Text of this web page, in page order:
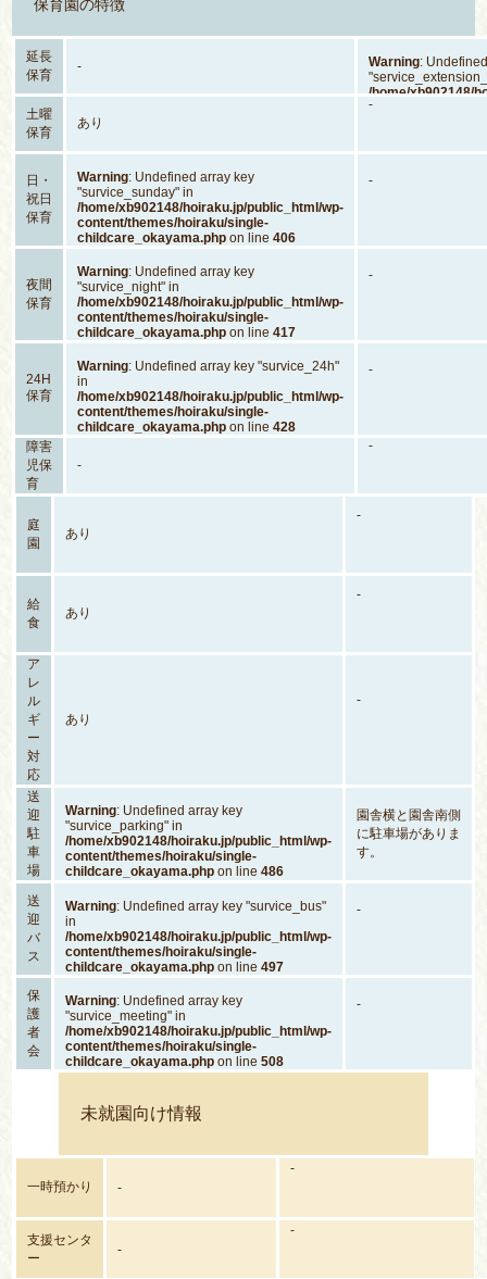
保育園の特徴
延長
保育
- Warning:
/home/xb902148/
content/themes/
土曜
保育
あり
-
日・
祝日
保育
Warning: Undefined array key
"survice_sunday" in
/home/xb902148/hoiraku.jp/public_html/wp-
content/themes/hoiraku/single-
childcare_okayama.php on line406
-
夜間
保育
Warning: Undefined array key
"survice_night" in
/home/xb902148/hoiraku.jp/public_html/wp-
content/themes/hoiraku/single-
childcare_okayama.php on line417
-
24H
保育
Warning: Undefined array key "survice_24h"
in
/home/xb902148/hoiraku.jp/public_html/wp-
content/themes/hoiraku/single-
childcare_okayama.php on line428
-
障害
児保
育
-
-
庭
園
あり
-
給
食
あり
-
ア
レ
ル
ギ
ー
対
応
あり
-
送
迎
駐
車
場
Warning: Undefined array key
"survice_parking" in
/home/xb902148/hoiraku.jp/public_html/wp-
content/themes/hoiraku/single-
childcare_okayama.phpon line 486
園舎横と園舎南側
に駐車場がありま
す。
送
迎
バ
ス
Warning: Undefined array key "survice_bus"
in
/home/xb902148/hoiraku.jp/public_html/wp-
content/themes/hoiraku/single-
childcare_okayama.phpon line 497
-
保
護
者
会
Warning: Undefined array key
"survice_meeting" in
/home/xb902148/hoiraku.jp/public_html/wp-
content/themes/hoiraku/single-
childcare_okayama.phpon line 508
-
未就園向け情報
一時預かり -
-
支援センタ
ー
-
-